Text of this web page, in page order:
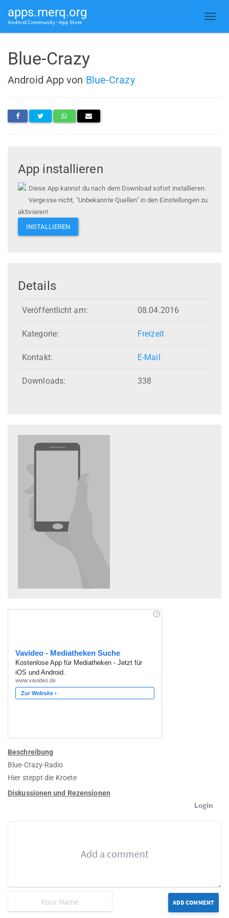
apps.merq.org
Android Community • App Store
Blue-Crazy
Android App von Blue-Crazy
App installieren
Diese App kannst du nach dem Download sofort installieren.
Vergesse nicht, "Unbekannte Quellen" in den Einstellungen zu
aktivieren!
INSTALLIEREN
Details
Veröffentlicht am: 08.04.2016
Kategorie: Freizeit
Kontakt: E-Mail
Downloads: 338
Beschreibung
Blue-Crazy-Radio
Hier steppt die Kroete
Diskussionen und Rezensionen
Login
ADD COMMENT